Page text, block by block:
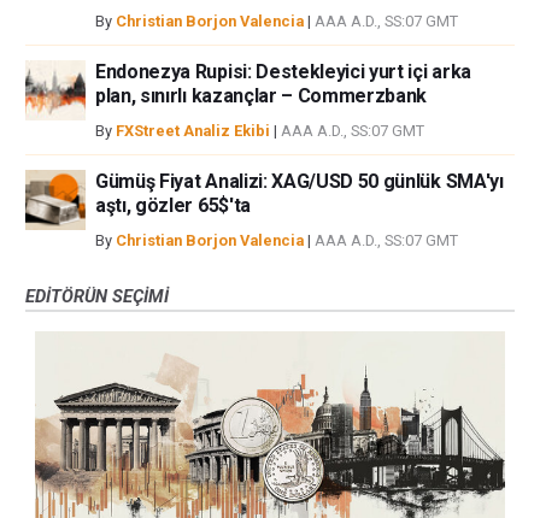
By Christian Borjon Valencia | AAA A.D., SS:07 GMT
Endonezya Rupisi: Destekleyici yurt içi arka
plan, sınırlı kazançlar – Commerzbank
By FXStreet Analiz Ekibi | AAA A.D., SS:07 GMT
Gümüş Fiyat Analizi: XAG/USD 50 günlük SMA'yı
aştı, gözler 65$'ta
By Christian Borjon Valencia | AAA A.D., SS:07 GMT
EDITÖRÜN SEÇIMI